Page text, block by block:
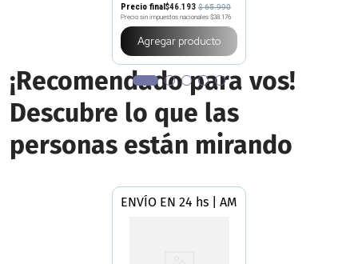
Precio final$46.193 $65.990
Precio sin impuestos nacionales $38.176
Agregar producto
¡Recomendado para vos!
Descubre lo que las
personas están mirando
ENVÍO EN 24 hs | AMBA